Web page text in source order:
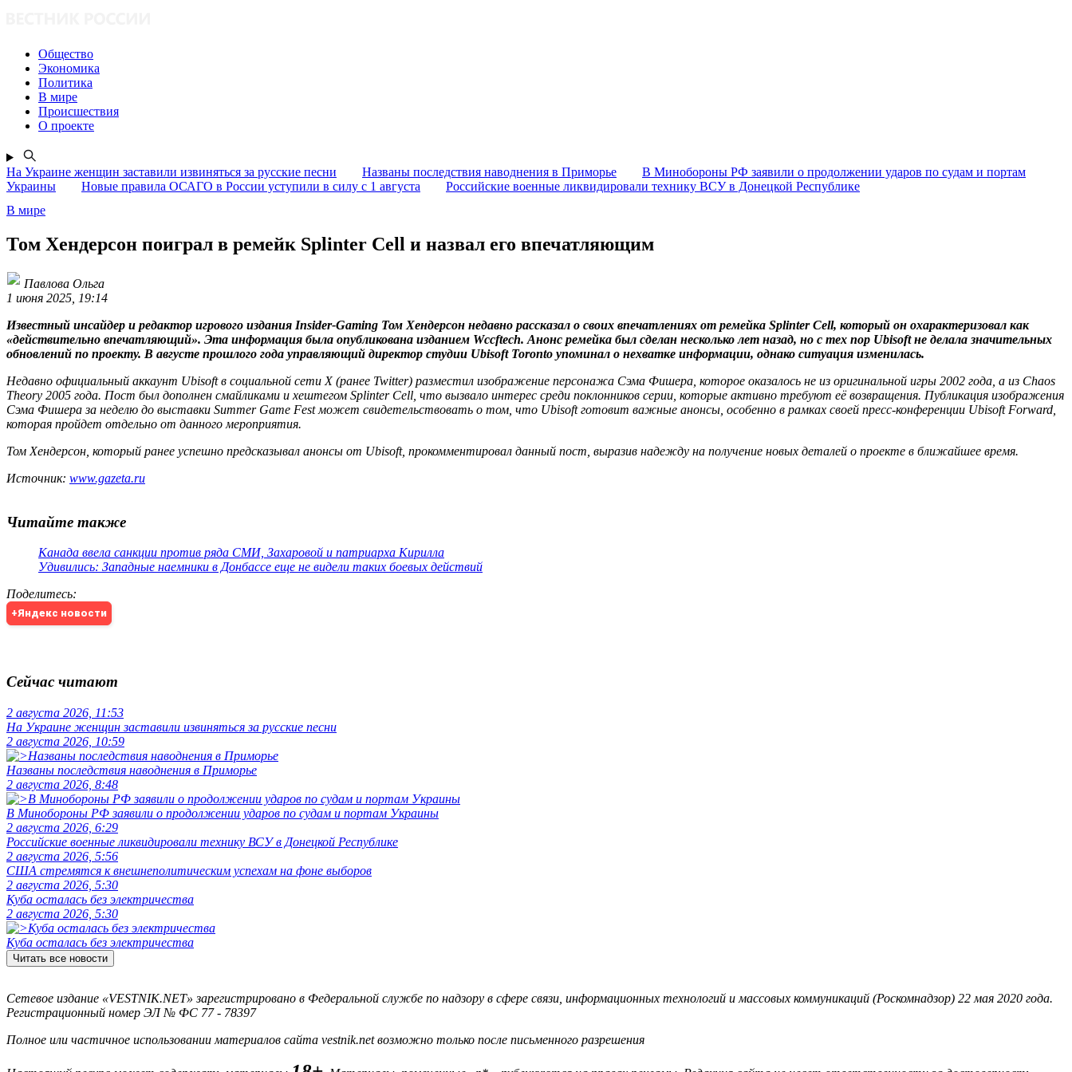
Общество
Экономика
Политика
В мире
Происшествия
О проекте
На Украине женщин заставили извиняться за русские песни Названы последствия наводнения в Приморье
В Минобороны РФ заявили о продолжении ударов по судам и портам
Украины
Новые правила ОСАГО в России уступили в силу с 1 августа
Российские военные ликвидировали технику ВСУ в Донецкой Республике
В мире
Том Хендерсон поиграл в ремейк Splinter Cell и назвал его впечатляющим
Павлова Ольга
1 июня 2025, 19:14
Известный инсайдер и редактор игрового издания Insider-Gaming Том Хендерсон недавно рассказал о своих впечатлениях от ремейка Splinter Cell, который он охарактеризовал как
«действительно впечатляющий». Эта информация была опубликована изданием Wccftech. Анонс ремейка был сделан несколько лет назад, но с тех пор Ubisoft не делала значительных
обновлений по проекту. В августе прошлого года управляющий директор студии Ubisoft Toronto упоминал о нехватке информации, однако ситуация изменилась.
Недавно официальный аккаунт Ubisoft в социальной сети X (ранее Twitter) разместил изображение персонажа Сэма Фишера, которое оказалось не из оригинальной игры 2002 года, а из Chaos
Theory 2005 года. Пост был дополнен смайликами и хештегом Splinter Cell, что вызвало интерес среди поклонников серии, которые активно требуют её возвращения. Публикация изображения
Сэма Фишера за неделю до выставки Summer Game Fest может свидетельствовать о том, что Ubisoft готовит важные анонсы, особенно в рамках своей пресс-конференции Ubisoft Forward,
которая пройдет отдельно от данного мероприятия.
Том Хендерсон, который ранее успешно предсказывал анонсы от Ubisoft, прокомментировал данный пост, выразив надежду на получение новых деталей о проекте в ближайшее время.
Источник: www.gazeta.ru
Читайте также
Канада ввела санкции против ряда СМИ, Захаровой и патриарха Кирилла
Удивились: Западные наемники в Донбассе еще не видели таких боевых действий
Поделитесь:
+Яндекс новости
Сейчас читают
2 августа 2026, 11:53
На Украине женщин заставили извиняться за русские песни
2 августа 2026, 10:59
Названы последствия наводнения в Приморье
2 августа 2026, 8:48
В Минобороны РФ заявили о продолжении ударов по судам и портам Украины
2 августа 2026, 6:29
Российские военные ликвидировали технику ВСУ в Донецкой Республике
2 августа 2026, 5:56
США стремятся к внешнеполитическим успехам на фоне выборов
2 августа 2026, 5:30
Куба осталась без электричества
2 августа 2026, 5:30
Куба осталась без электричества
Читать все новости
Сетевое издание «VESTNIK.NET» зарегистрировано в Федеральной службе по надзору в сфере связи, информационных технологий и массовых коммуникаций (Роскомнадзор) 22 мая 2020 года.
Регистрационный номер ЭЛ № ФС 77 - 78397
Полное или частичное использовании материалов сайта vestnik.net возможно только после письменного разрешения